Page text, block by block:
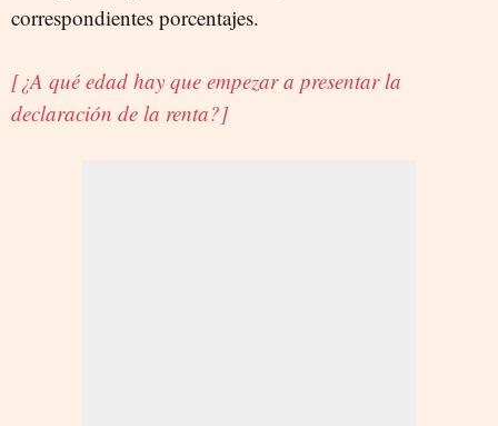
correspondientes porcentajes.
[¿A qué edad hay que empezar a presentar la
declaración de la renta?]